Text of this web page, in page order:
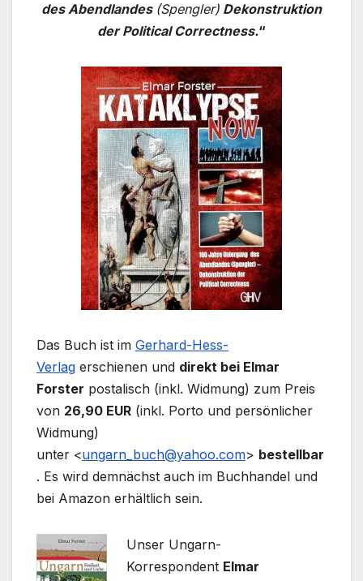
des Abendlandes (Spengler) Dekonstruktion
der Political Correctness.“
Das Buch ist im Gerhard-Hess-
Verlag erschienen und direkt bei Elmar
Forster postalisch (inkl. Widmung) zum Preis
von 26,90 EUR (inkl. Porto und persönlicher
Widmung)
unter <ungarn_buch@yahoo.com> bestellbar
. Es wird demnächst auch im Buchhandel und
bei Amazon erhältlich sein.
Unser Ungarn-
Korrespondent Elmar